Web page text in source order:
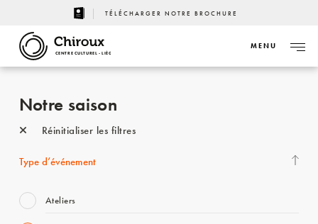
TÉLÉCHARGER NOTRE BROCHURE
CENTRE CULTUREL - LIÈGE
MENU
Notre saison
Réinitialiser les filtres
Type d’événement
Ateliers